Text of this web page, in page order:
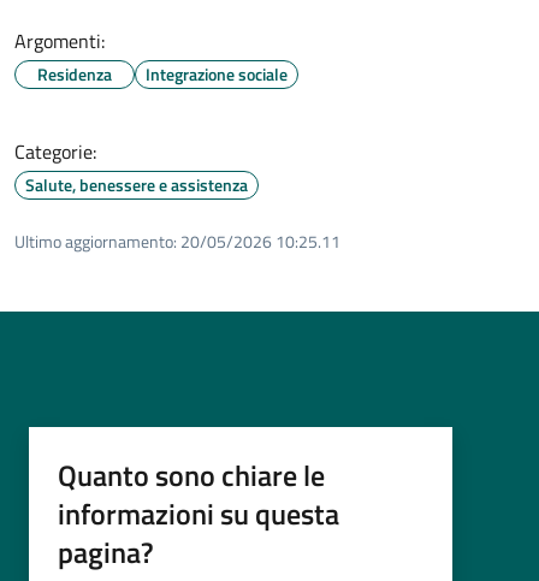
Argomenti:
Residenza Integrazione sociale
Categorie:
Salute, benessere e assistenza
Ultimo aggiornamento: 20/05/2026 10:25.11
Quanto sono chiare le
informazioni su questa
pagina?